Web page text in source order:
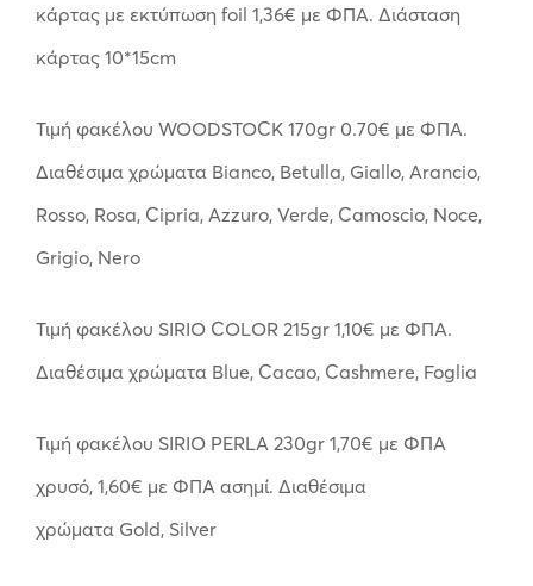
κάρτας με εκτύπωση foil 1,36€ με ΦΠΑ. Διάσταση
κάρτας 10*15cm
Τιμή φακέλου WOODSTOCK 170gr 0.70€ με ΦΠΑ.
Διαθέσιμα χρώματα Bianco, Betulla, Giallo, Arancio,
Rosso, Rosa, Cipria, Azzuro, Verde, Camoscio, Noce,
Grigio, Nero
Τιμή φακέλου SIRIO COLOR 215gr 1,10€ με ΦΠΑ.
Διαθέσιμα χρώματα Blue, Cacao, Cashmere, Foglia
Τιμή φακέλου SIRIO PERLA 230gr 1,70€ με ΦΠΑ
χρυσό, 1,60€ με ΦΠΑ ασημί. Διαθέσιμα
χρώματα Gold, Silver